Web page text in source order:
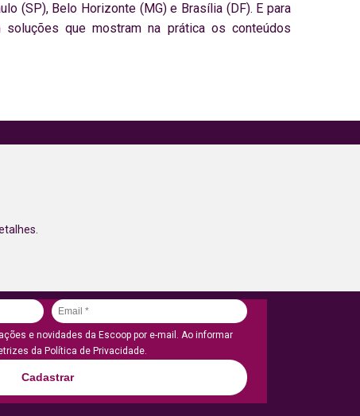
(SP), Belo Horizonte (MG) e Brasília (DF). E para
que mostram na prática os conteúdos
e novidades da Escoop por e-mail. Ao informar
da Política de Privacidade.
Cadastrar